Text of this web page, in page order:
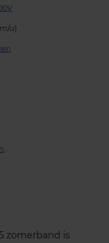
u)
zomerband is